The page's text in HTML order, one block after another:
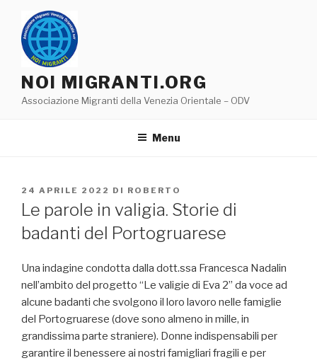
contenuto
NOI MIGRANTI.ORG
Associazione Migranti della Venezia Orientale – ODV
Menu
PUBBLICATO
IL
24 APRILE 2022 DI ROBERTO
Le parole in valigia. Storie di
badanti del Portogruarese
Una indagine condotta dalla dott.ssa Francesca Nadalin
nell’ambito del progetto “Le valigie di Eva 2” da voce ad
alcune badanti che svolgono il loro lavoro nelle famiglie
del Portogruarese (dove sono almeno in mille, in
grandissima parte straniere). Donne indispensabili per
garantire il benessere ai nostri famigliari fragili e per